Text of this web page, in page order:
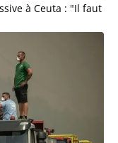
à Ceuta : "Il faut